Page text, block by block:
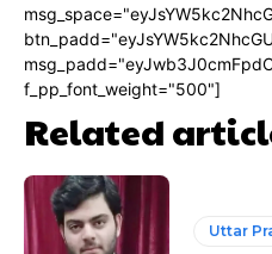
f_pp_font_weight="500"]
Related
Uttar